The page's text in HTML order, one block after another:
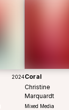
2024Coral
Christine
Marquardt
Mixed Media